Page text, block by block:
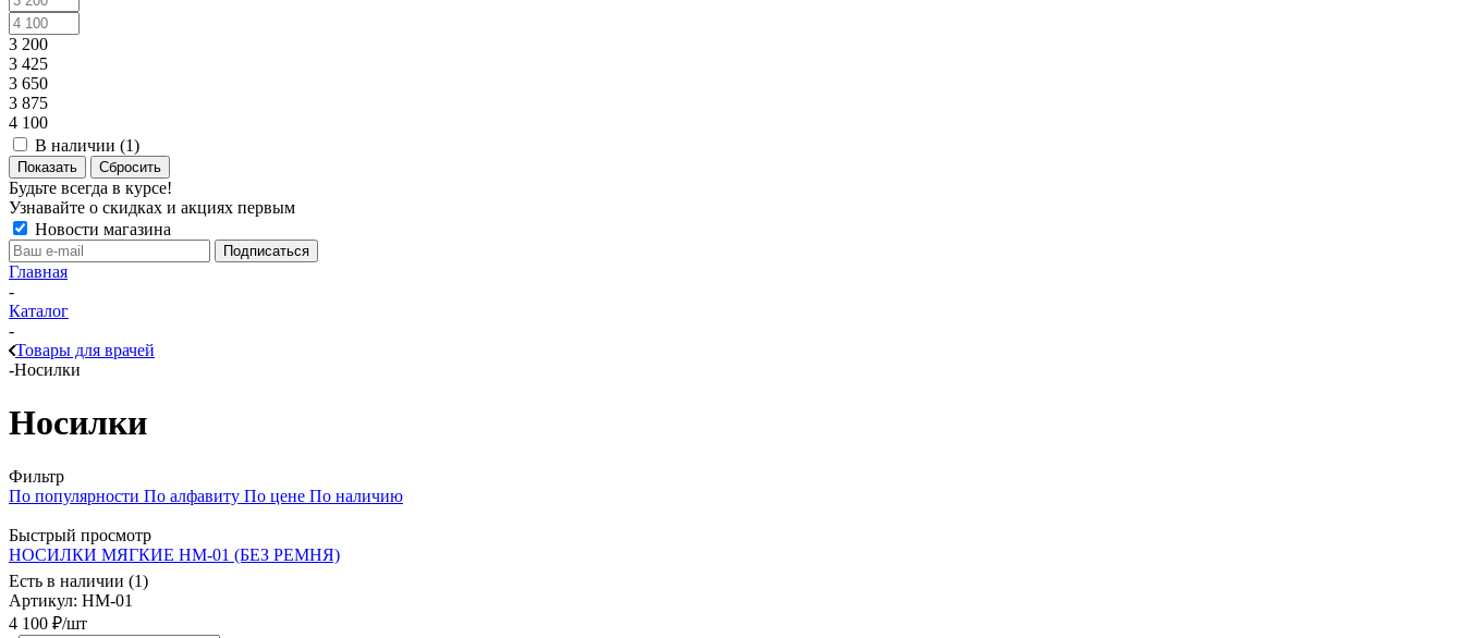
3 200
3 425
3 650
3 875
4 100
В наличии (1)
Показать Сбросить
Будьте всегда в курсе!
Узнавайте о скидках и акциях первым
Новости магазина
Главная
-
Каталог
-
Товары для врачей
-Носилки
Носилки
Фильтр
По популярности По алфавиту По цене По наличию
Быстрый просмотр
НОСИЛКИ МЯГКИЕ НМ-01 (БЕЗ РЕМНЯ)
Есть в наличии (1)
Артикул: НМ-01
4 100 ₽/шт